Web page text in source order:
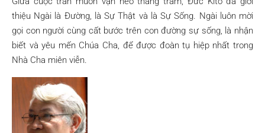
thiệu Ngài là Đường, là Sự Thật và là Sự Sống. Ngài luôn mời
gọi con người cùng cất bước trên con đường sự sống, là nhận
biết và yêu mến Chúa Cha, để được đoàn tụ hiệp nhất trong
Nhà Cha miên viễn.